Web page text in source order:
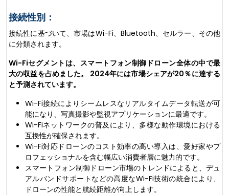
接続性別：
接続性に基づいて、市場はWi-Fi、Bluetooth、セルラー、その他
に分類されます。
Wi-Fiセグメントは、スマートフォン制御ドローン全体の中で最
大の収益を占めました。 2024年には市場シェアが20％に達する
と予測されています。
Wi-Fi接続によりシームレスなリアルタイムデータ転送が可
能になり、写真撮影や監視アプリケーションに最適です。
Wi-Fiネットワークの普及により、多様な動作環境における
互換性が確保されます。
Wi-Fi対応ドローンのコスト効率の高い導入は、愛好家やプ
ロフェッショナルを含む幅広い消費者層に魅力的です。
スマートフォン制御ドローン市場のトレンドによると、デュ
アルバンドサポートなどの高度なWi-Fi技術の統合により、
ドローンの性能と航続距離が向上します。